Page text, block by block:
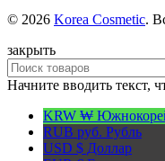
© 2026 Korea Cosmetic.
закрыть
Начните вводить текст,
KRW ₩
RUB руб. Рубль
USD $ Доллар